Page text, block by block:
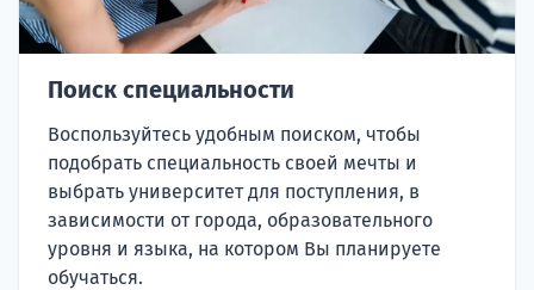
Поиск специальности
Воспользуйтесь удобным поиском, чтобы
подобрать специальность своей мечты и
выбрать университет для поступления, в
зависимости от города, образовательного
уровня и языка, на котором Вы планируете
обучаться.